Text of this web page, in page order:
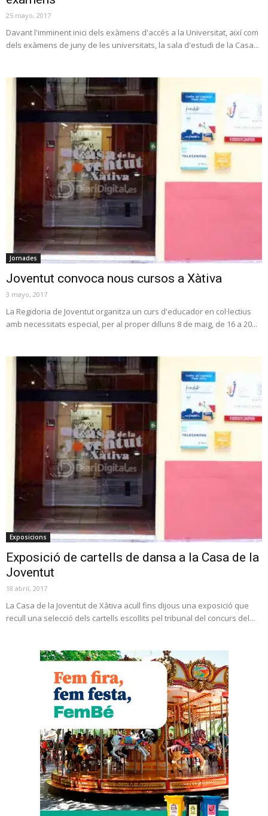
25 mayo, 2017
Davant l'imminent inici dels exàmens d'accés a la Universitat, així com
dels exàmens de juny de les universitats, la sala d'estudi de la Casa...
Jornades
Joventut convoca nous cursos a Xàtiva
3 mayo, 2017
La Regidoria de Joventut organitza un curs d'educador en col·lectius
amb necessitats especial, per al proper dilluns 8 de maig, de 16 a 20...
Exposicions
Exposició de cartells de dansa a la Casa de la
Joventut
18 abril, 2017
La Casa de la Joventut de Xàtiva acull fins dijous una exposició que
recull una selecció dels cartells escollits pel tribunal del concurs del...